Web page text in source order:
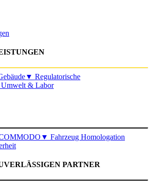
▼ Regulatorische
Umwelt & Labor
▼ Fahrzeug Homologation
PARTNER